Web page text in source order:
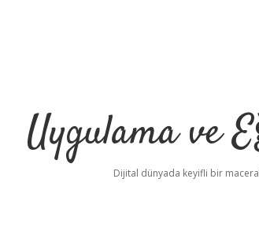
Uygulama ve
Dijital dünyada keyifli bir